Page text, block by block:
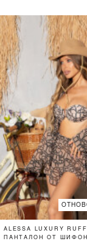
ALESSA LUXURY
ПАНТАЛОН ОТ ШИФОН